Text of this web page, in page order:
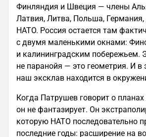
Финляндия и Швеция — члены
Латвия, Литва, Польша,
НАТО. Россия остается там
с двумя маленькими окнами:
и калининградским побережьем.
не паранойя — это геометрия. И в
наш эксклав находится в
Когда Патрушев говорит о
он не фантазирует. Он
которую НАТО последовательно
последние годы: расширение на